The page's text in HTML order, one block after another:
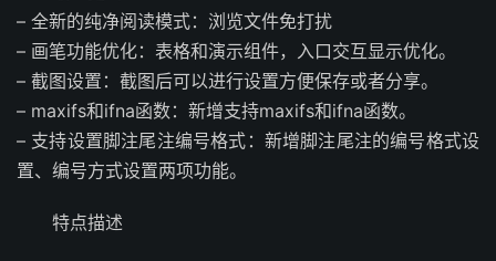
– 全新的纯净阅读模式：浏览文件免打扰
– 画笔功能优化：表格和演示组件，入口交互显示优化。
– 截图设置：截图后可以进行设置方便保存或者分享。
– maxifs和ifna函数：新增支持maxifs和ifna函数。
– 支持设置脚注尾注编号格式：新增脚注尾注的编号格式设
置、编号方式设置两项功能。
特点描述